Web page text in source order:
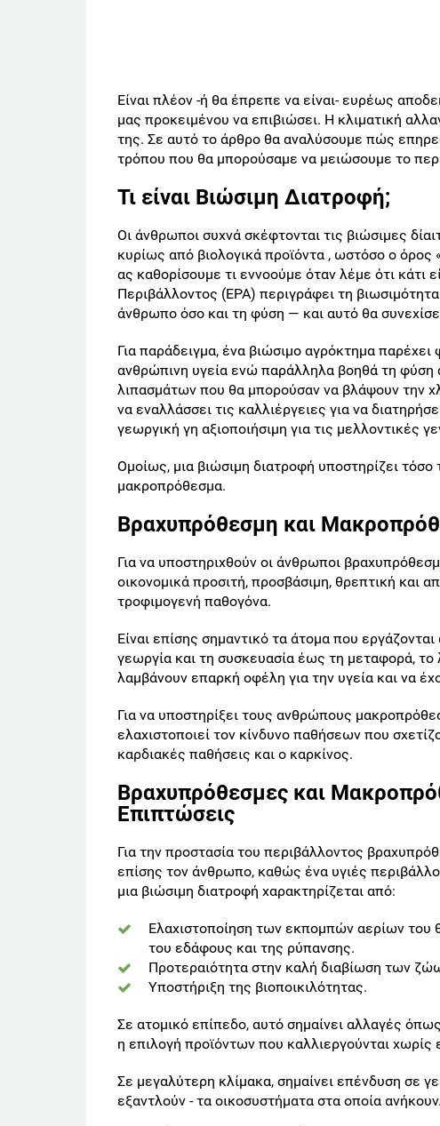
Είναι πλέον -ή θα έπρεπε να είναι- ευρέως
μας προκειμένου να επιβιώσει. Η κλιματική
της. Σε αυτό το άρθρο θα αναλύσουμε πώς
τρόπου που θα μπορούσαμε να μειώσουμε το
Τι είναι Βιώσιμη Διατροφή;
Οι άνθρωποι συχνά σκέφτονται τις βιώσιμες
κυρίως από βιολογικά προϊόντα , ωστόσο ο όρος
ας καθορίσουμε τι εννοούμε όταν λέμε ότι κάτι
Περιβάλλοντος (EPA) περιγράφει τη
άνθρωπο όσο και τη φύση — και αυτό θα
Για παράδειγμα, ένα βιώσιμο αγρόκτημα
ανθρώπινη υγεία ενώ παράλληλα βοηθά τη
λιπασμάτων που θα μπορούσαν να βλάψουν την
να εναλλάσσει τις καλλιέργειες για να
γεωργική γη αξιοποιήσιμη για τις μελλοντικές
Ομοίως, μια βιώσιμη διατροφή υποστηρίζει
μακροπρόθεσμα.
Βραχυπρόθεσμη και
Για να υποστηριχθούν οι άνθρωποι
οικονομικά προσιτή, προσβάσιμη, θρεπτική και
τροφιμογενή παθογόνα.
Είναι επίσης σημαντικό τα άτομα που
γεωργία και τη συσκευασία έως τη μεταφορά, το
λαμβάνουν επαρκή οφέλη για την υγεία και να
Για να υποστηρίξει τους ανθρώπους
ελαχιστοποιεί τον κίνδυνο παθήσεων που
καρδιακές παθήσεις και ο καρκίνος.
Βραχυπρόθεσμες και
Επιπτώσεις
Για την προστασία του περιβάλλοντος
επίσης τον άνθρωπο, καθώς ένα υγιές
μια βιώσιμη διατροφή χαρακτηρίζεται από:
Ελαχιστοποίηση των εκπομπών αερίων του
του εδάφους και της ρύπανσης.
Προτεραιότητα στην καλή διαβίωση των
Υποστήριξη της βιοποικιλότητας.
Σε ατομικό επίπεδο, αυτό σημαίνει αλλαγές
η επιλογή προϊόντων που καλλιεργούνται
Σε μεγαλύτερη κλίμακα, σημαίνει επένδυση σε
εξαντλούν - τα οικοσυστήματα στα οποία ανήκουν.